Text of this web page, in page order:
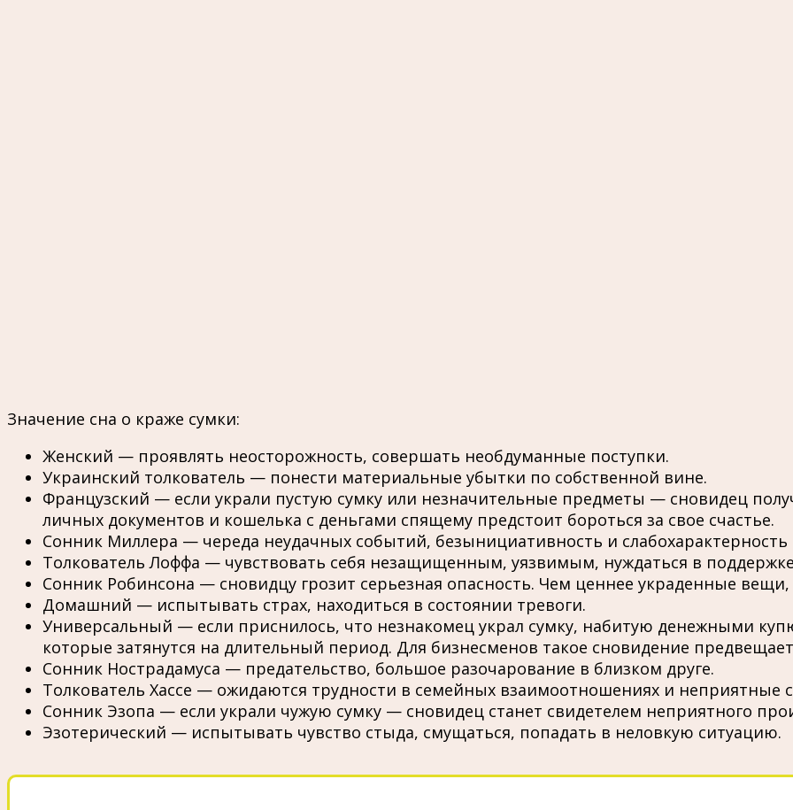
Значение сна о краже сумки:
Женский — проявлять неосторожность, совершать необдуманные поступки.
Украинский толкователь — понести материальные убытки по собственной вине.
Французский — если украли пустую сумку или незначительные предметы — сновидец
личных документов и кошелька с деньгами спящему предстоит бороться за свое счастье.
Сонник Миллера — череда неудачных событий, безынициативность и слабохарактерность
Толкователь Лоффа — чувствовать себя незащищенным, уязвимым, нуждаться в
Сонник Робинсона — сновидцу грозит серьезная опасность. Чем ценнее украденные
Домашний — испытывать страх, находиться в состоянии тревоги.
Универсальный — если приснилось, что незнакомец украл сумку, набитую денежными
которые затянутся на длительный период. Для бизнесменов такое сновидение
Сонник Нострадамуса — предательство, большое разочарование в близком друге.
Толкователь Хассе — ожидаются трудности в семейных взаимоотношениях и неприятные
Сонник Эзопа — если украли чужую сумку — сновидец станет свидетелем неприятного
Эзотерический — испытывать чувство стыда, смущаться, попадать в неловкую ситуацию.